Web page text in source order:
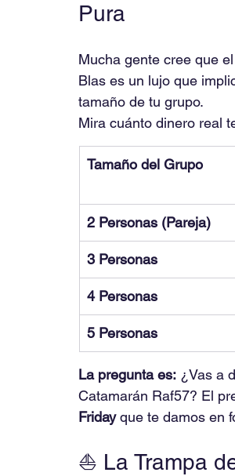
Pura
Mucha gente cree que el
Blas es un lujo que
tamaño de tu grupo.
Mira cuánto dinero real
Tamaño del Grupo
2 Personas (Pareja)
3 Personas
4 Personas
5 Personas
La pregunta es: ¿Vas a
Catamarán Raf57? El
Friday que te damos en
⛵ La Trampa